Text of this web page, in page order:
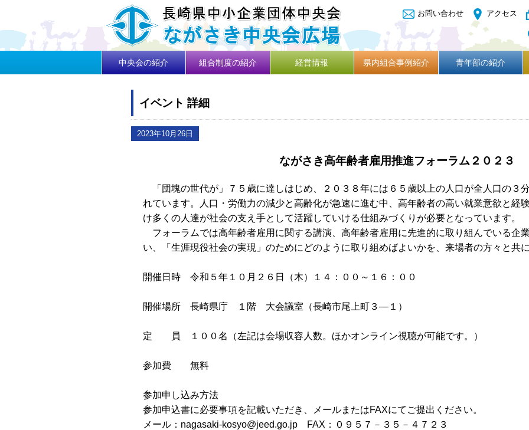
お問い合わせ アクセス
中央会の紹介 組合制度の紹介 経営情報 県内組合事例紹介 青年部の紹介
イベント 詳細
2023年10月26日
ながさき高年齢者雇用推進フォーラム２０２３
「 団塊の世代が」７５歳に達しはじめ、２０３８年には６５歳以上の人口が全人口の３
れています。人口・労働力の減少と高齢化が急速に進む中、高年齢者の高い就業意欲と経
け多くの人達が社会の支え手として活躍していける仕組みづくりが必要となっています。
フォーラムでは高年齢者雇用に関する講演、高年齢者雇用に先進的に取り組んでいる企
い、「生涯現役社会の実現」のためにどのように取り組めばよいかを、来場者の方々と共に
開催日時 令和５年１０月２６日（木）１４：００～１６：００
開催場所 長崎県庁 １階 大会議室（長崎市尾上町３―１）
定 員 １００名（左記は会場収容人数。ほかオンライン視聴が可能です。）
参加費 無料
参加申し込み方法
参加申込書に必要事項を記載いただき、メールまたはFAXにてご提出ください。
メール：nagasaki-kosyo@jeed.go.jp FAX：０９５７－３５－４７２３